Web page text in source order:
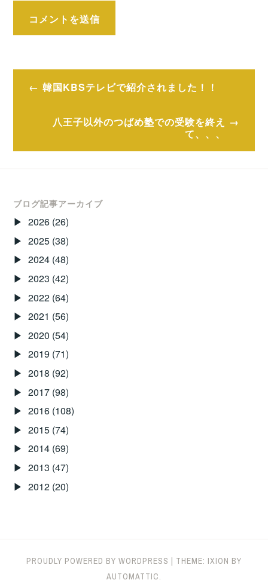
投
ビ
ー
シ
ョ
ン
韓国KBSテレビで紹介されました！！
八王子以外のつばめ塾での受験を終え
て、、、
ブログ記事アーカイブ
2026 (26)
2025 (38)
2024 (48)
2023 (42)
2022 (64)
2021 (56)
2020 (54)
2019 (71)
2018 (92)
2017 (98)
2016 (108)
2015 (74)
2014 (69)
2013 (47)
2012 (20)
PROUDLY POWERED BY WORDPRESS | THEME: IXION BY
AUTOMATTIC.